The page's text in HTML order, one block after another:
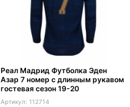
Реал Мадрид Футболка Эден
Азар 7 номер с длинным рукавом
гостевая сезон 19-20
112714